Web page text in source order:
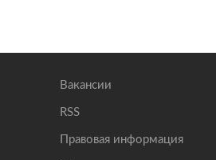
Вакансии
RSS
Правовая информация